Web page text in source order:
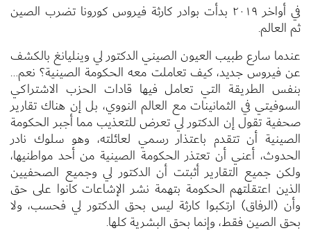
في أواخر ٢٠١٩ بدأت بوادر كارثة فيروس كورونا تضرب الصين
ثم العالم.
عندما سارع طبيب العيون الصيني الدكتور لي وينليانغ بالكشف
عن فيروس جديد، كيف تعاملت معه الحكومة الصينية؟ نعم…
بنفس الطريقة التي تعامل فيها قادات الحزب الاشتراكي
السوفيتي في الثمانينات مع العالم النووي، بل إن هناك تقارير
صحفية تقول إن الدكتور لي تعرض للتعذيب مما أجبر الحكومة
الصينية أن تتقدم باعتذار رسمي لعائلته، وهو سلوك نادر
الحدوث، أعني أن تعتذر الحكومة الصينية من أحد مواطنيها،
ولكن جميع التقارير أثبتت أن الدكتور لي وجميع الصحفيين
الذين اعتقلتهم الحكومة بتهمة نشر الإشاعات كانوا على حق
وأن (الرفاق) ارتكبوا كارثة ليس بحق الدكتور لي فحسب، ولا
بحق الصين فقط، وإنما بحق البشرية كلها.